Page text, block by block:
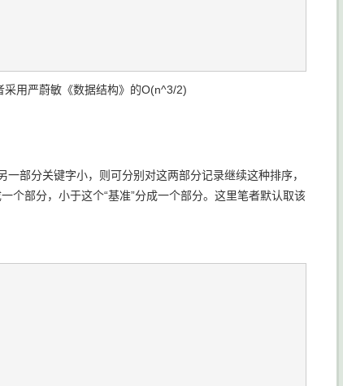
采用严蔚敏《数据结构》的O(n^3/2)
部分关键字小，则可分别对这两部分记录继续这种排序，
个部分，小于这个“基准”分成一个部分。这里笔者默认取该